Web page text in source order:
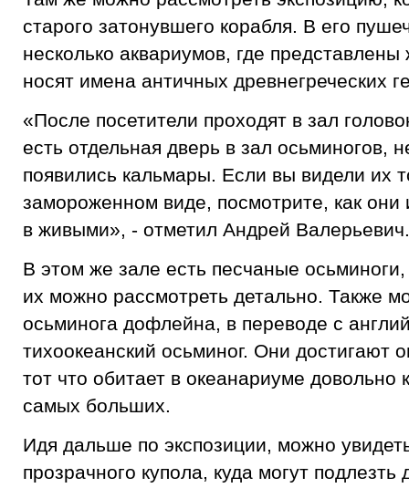
старого затонувшего корабля. В его
несколько аквариумов, где
носят имена античных древнегреческих
«После посетители проходят в зал
есть отдельная дверь в зал осьминогов,
появились кальмары. Если вы видели их
замороженном виде, посмотрите, как они
в живыми», - отметил Андрей Валерьевич.
В этом же зале есть песчаные
их можно рассмотреть детально. Также
осьминога дофлейна, в переводе с
тихоокеанский осьминог. Они достигают
тот что обитает в океанариуме довольно
самых больших.
Идя дальше по экспозиции, можно
прозрачного купола, куда могут подлезть